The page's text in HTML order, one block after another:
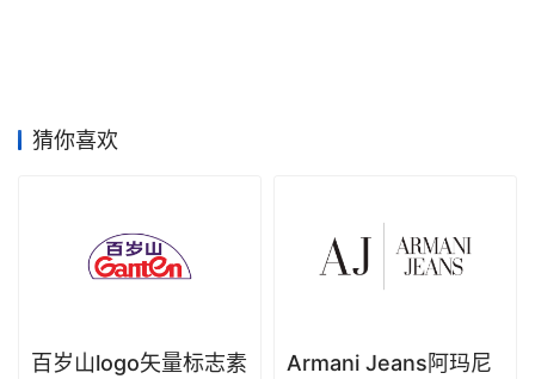
猜你喜欢
百岁山logo矢量标志素
Armani Jeans阿玛尼